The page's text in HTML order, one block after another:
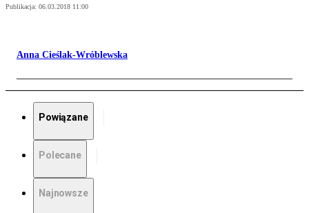
Publikacja: 06.03.2018 11:00
Anna Cieślak-Wróblewska
Powiązane
Polecane
Najnowsze